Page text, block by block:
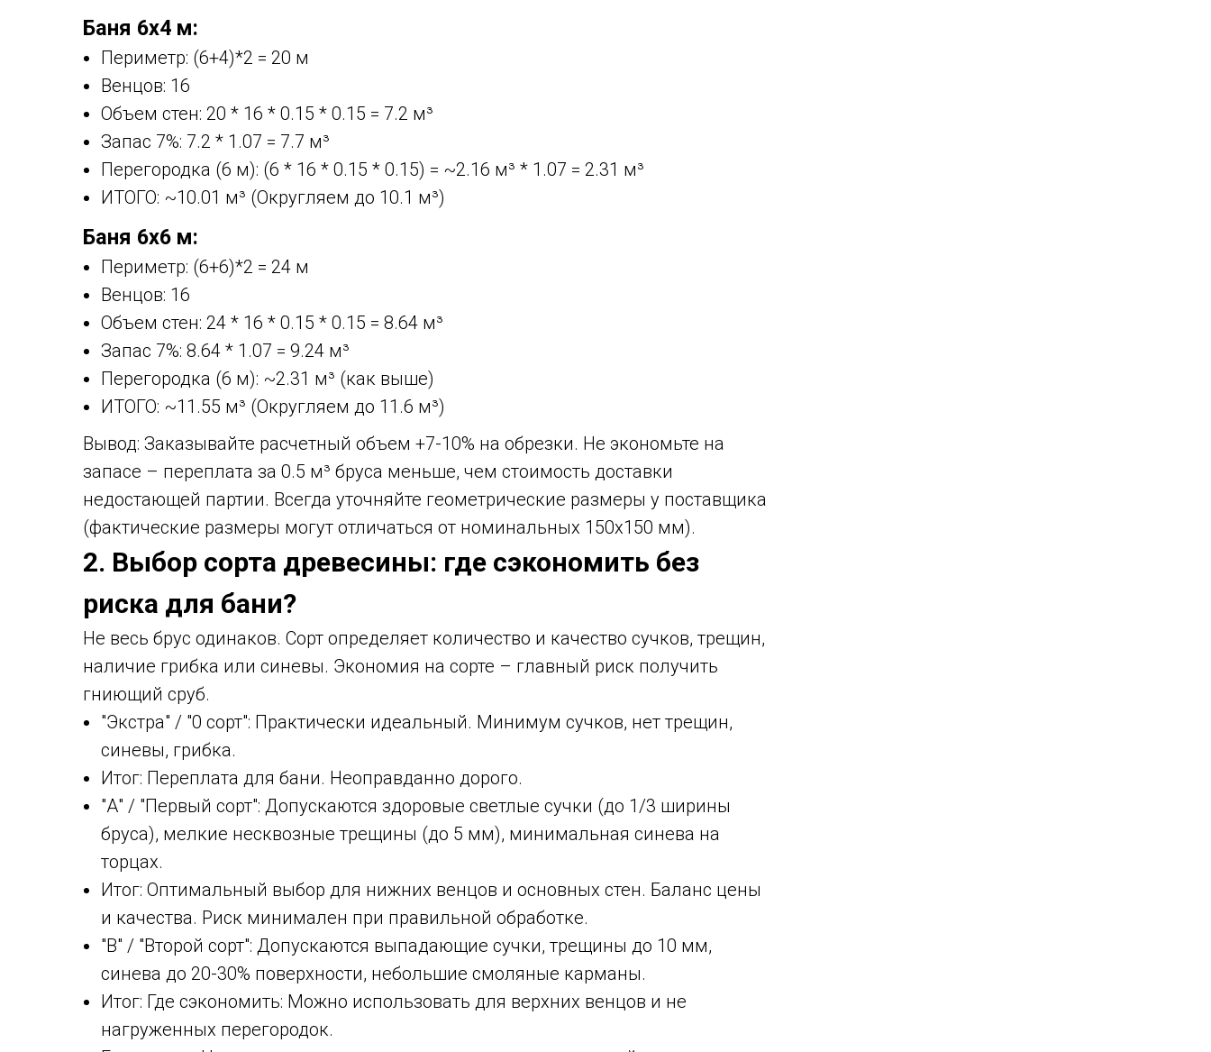
Баня 6х4 м:
Периметр: (6+4)*2 = 20 м
Венцов: 16
Объем стен: 20 * 16 * 0.15 * 0.15 = 7.2 м³
Запас 7%: 7.2 * 1.07 = 7.7 м³
Перегородка (6 м): (6 * 16 * 0.15 * 0.15) = ~2.16 м³ * 1.07 = 2.31 м³
ИТОГО: ~10.01 м³ (Округляем до 10.1 м³)
Баня 6х6 м:
Периметр: (6+6)*2 = 24 м
Венцов: 16
Объем стен: 24 * 16 * 0.15 * 0.15 = 8.64 м³
Запас 7%: 8.64 * 1.07 = 9.24 м³
Перегородка (6 м): ~2.31 м³ (как выше)
ИТОГО: ~11.55 м³ (Округляем до 11.6 м³)
Вывод: Заказывайте расчетный объем +7-10% на обрезки. Не экономьте на
запасе – переплата за 0.5 м³ бруса меньше, чем стоимость доставки
недостающей партии. Всегда уточняйте геометрические размеры у поставщика
(фактические размеры могут отличаться от номинальных 150х150 мм).
2. Выбор сорта древесины: где сэкономить без
риска для бани?
Не весь брус одинаков. Сорт определяет количество и качество сучков, трещин,
наличие грибка или синевы. Экономия на сорте – главный риск получить
гниющий сруб.
"Экстра" / "0 сорт": Практически идеальный. Минимум сучков, нет трещин,
синевы, грибка.
Итог: Переплата для бани. Неоправданно дорого.
"А" / "Первый сорт": Допускаются здоровые светлые сучки (до 1/3 ширины
бруса), мелкие несквозные трещины (до 5 мм), минимальная синева на
торцах.
Итог: Оптимальный выбор для нижних венцов и основных стен. Баланс цены
и качества. Риск минимален при правильной обработке.
"В" / "Второй сорт": Допускаются выпадающие сучки, трещины до 10 мм,
синева до 20-30% поверхности, небольшие смоляные карманы.
Итог: Где сэкономить: Можно использовать для верхних венцов и не
нагруженных перегородок.